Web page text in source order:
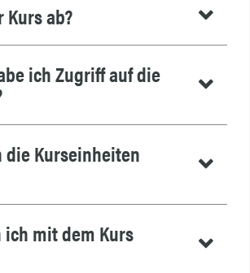
ab?
ich Zugriff auf die
die Kurseinheiten
mit dem Kurs